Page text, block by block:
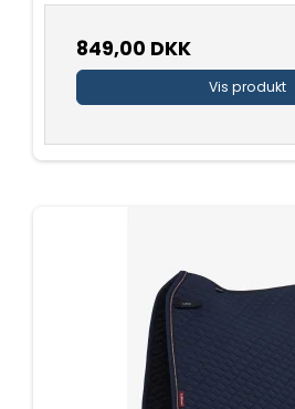
849,00 DKK
Vis produkt